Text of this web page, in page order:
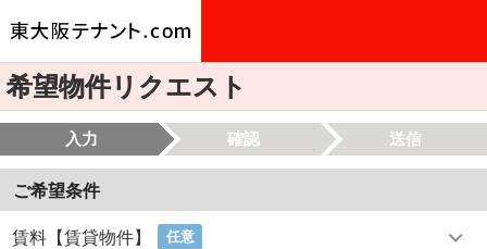
希望物件リクエスト
入力 確認 送信
ご希望条件
賃料【賃貸物件】 任意